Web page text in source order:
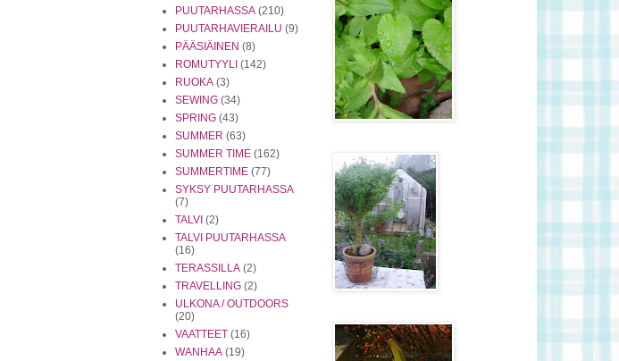
PUUTARHASSA (210)
PUUTARHAVIERAILU (9)
PÄÄSIÄINEN (8)
ROMUTYYLI (142)
RUOKA (3)
SEWING (34)
SPRING (43)
SUMMER (63)
SUMMER TIME (162)
SUMMERTIME (77)
SYKSY PUUTARHASSA
(7)
TALVI (2)
TALVI PUUTARHASSA
(16)
TERASSILLA (2)
TRAVELLING (2)
ULKONA / OUTDOORS
(20)
VAATTEET (16)
WANHAA (19)